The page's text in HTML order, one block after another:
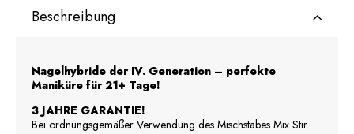
Beschreibung
Nagelhybride der IV. Generation – perfekte
Maniküre für 21+ Tage!
3 JAHRE GARANTIE!
Bei ordnungsgemäßer Verwendung des Mischstabes Mix Stir.